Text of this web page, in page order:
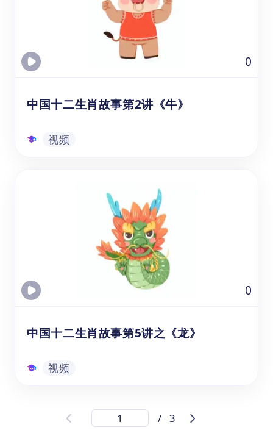
汇量和理解能力。这个视频资源介绍了老虎的
外形特征、生活习性和生存技能等方面的内
容。通过观看视频，学生学习十二生肖中老虎
的故事，老虎在中国文化的吉祥寓意。
0
中国十二生肖故事第2讲《牛》
视频
通过观看的生肖牛视频课资源，可以帮助年龄
在3-8岁的幼儿园、学前班和1-3年级的学生，
在学习中文和文化教育时提升他们的听力、词
汇量和理解能力。通过观看视频，学生学习十
二生肖中牛的传说，和它在中国文化的象征寓
0
中国十二生肖故事第5讲之《龙》
视频
中国十二生肖故事第5讲之《龙》
通过观看的生肖龙视频课资源，可以帮助年龄
/ 3